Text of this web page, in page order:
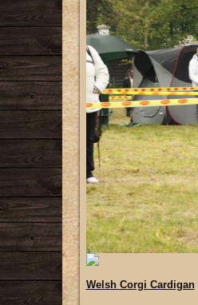
Welsh Corgi Cardigan